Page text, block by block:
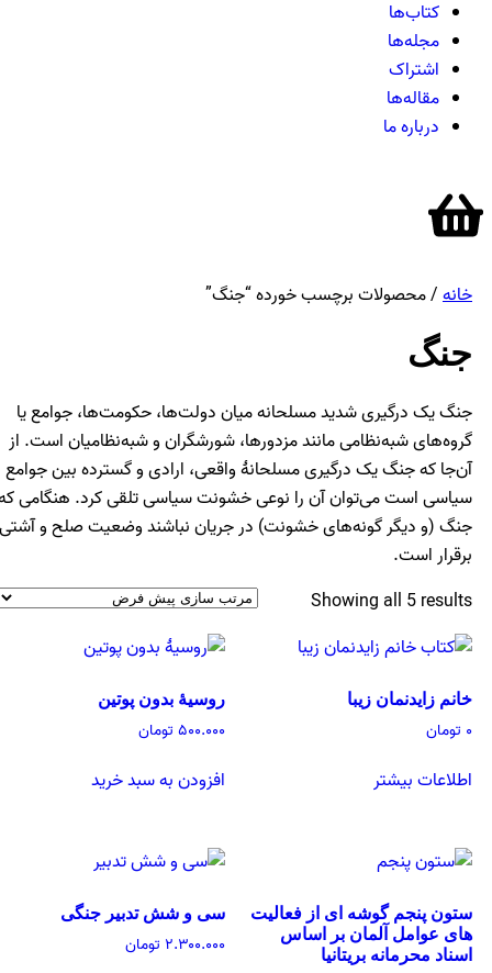
کتاب‌ها
مجله‌ها
اشتراک
مقاله‌ها
درباره ما
خانه/ محصولات برچسب خورده “جنگ”
جنگ
جنگ یک درگیری شدید مسلحانه میان دولت‌ها، حکومت‌ها، جوامع یا
گروه‌های شبه‌نظامی مانند مزدورها، شورشگران و شبه‌نظامیان است. از
آن‌جا که جنگ یک درگیری مسلحانهٔ واقعی، ارادی و گسترده بین جوامع
سیاسی است می‌توان آن را نوعی خشونت سیاسی تلقی کرد. هنگامی که
جنگ (و دیگر گونه‌های خشونت) در جریان نباشند وضعیت صلح و آشتی
برقرار است.
Showing all 5 results
خانم زایدنمان زیبا
تومان
اطلاعات بیشتر
روسیۀ بدون پوتین
۵۰۰.۰۰۰تومان
افزودن به سبد خرید
ستون پنجم گوشه‌ ای از فعالیت‌
های عوامل آلمان بر اساس
اسناد محرمانه بریتانیا
سی و شش تدبیر جنگی
۲.۳۰۰.۰۰۰ تومان